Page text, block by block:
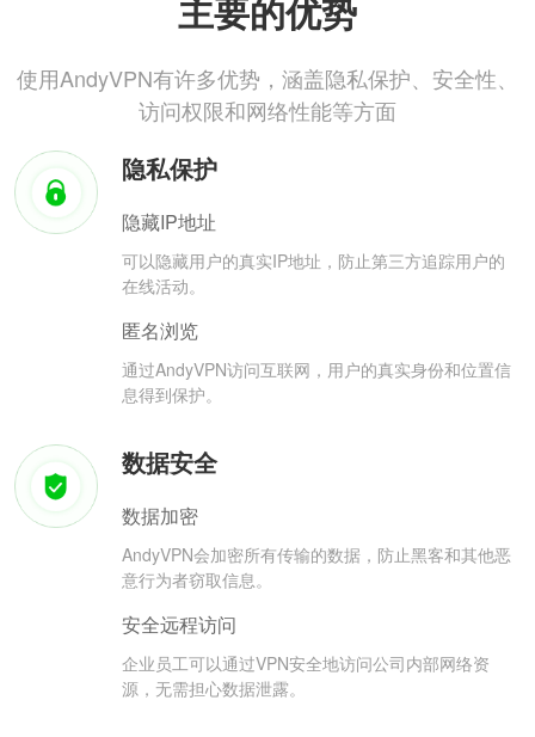
主要的优势
使用AndyVPN有许多优势，涵盖隐私保护、安全性、
访问权限和网络性能等方面
隐私保护
隐藏IP地址
可以隐藏用户的真实IP地址，防止第三方追踪用户的
在线活动。
匿名浏览
通过AndyVPN访问互联网，用户的真实身份和位置信
息得到保护。
数据安全
数据加密
AndyVPN会加密所有传输的数据，防止黑客和其他恶
意行为者窃取信息。
安全远程访问
企业员工可以通过VPN安全地访问公司内部网络资
源，无需担心数据泄露。